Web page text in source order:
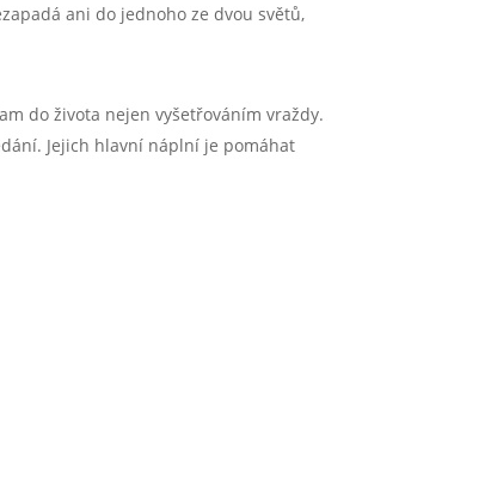
ani do jednoho ze dvou světů,
do života nejen vyšetřováním vraždy.
Jejich hlavní náplní je pomáhat